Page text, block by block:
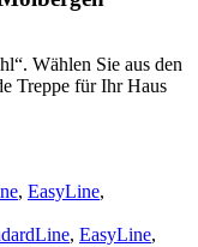
Wählen Sie aus den
Treppe für Ihr Haus
, EasyLine,
, EasyLine,